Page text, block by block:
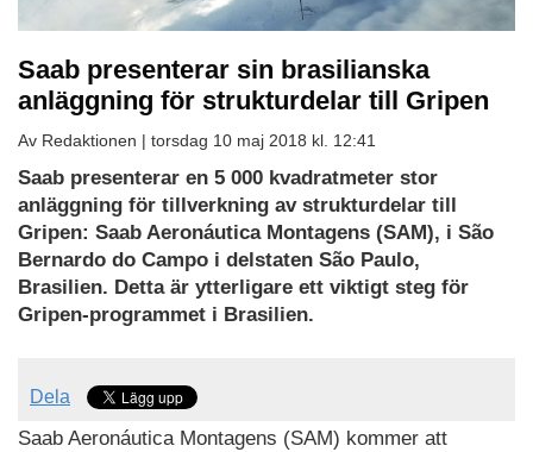
Saab presenterar sin brasilianska
anläggning för strukturdelar till Gripen
Av Redaktionen | torsdag 10 maj 2018 kl. 12:41
Saab presenterar en 5 000 kvadratmeter stor
anläggning för tillverkning av strukturdelar till
Gripen: Saab Aeronáutica Montagens (SAM), i São
Bernardo do Campo i delstaten São Paulo,
Brasilien. Detta är ytterligare ett viktigt steg för
Gripen-programmet i Brasilien.
Dela
Saab Aeronáutica Montagens (SAM) kommer att